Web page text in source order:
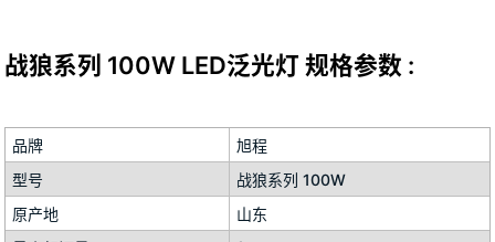
战狼系列 100W LED泛光灯 规格参数 :
品牌
旭程
型号
战狼系列 100W
原产地
山东